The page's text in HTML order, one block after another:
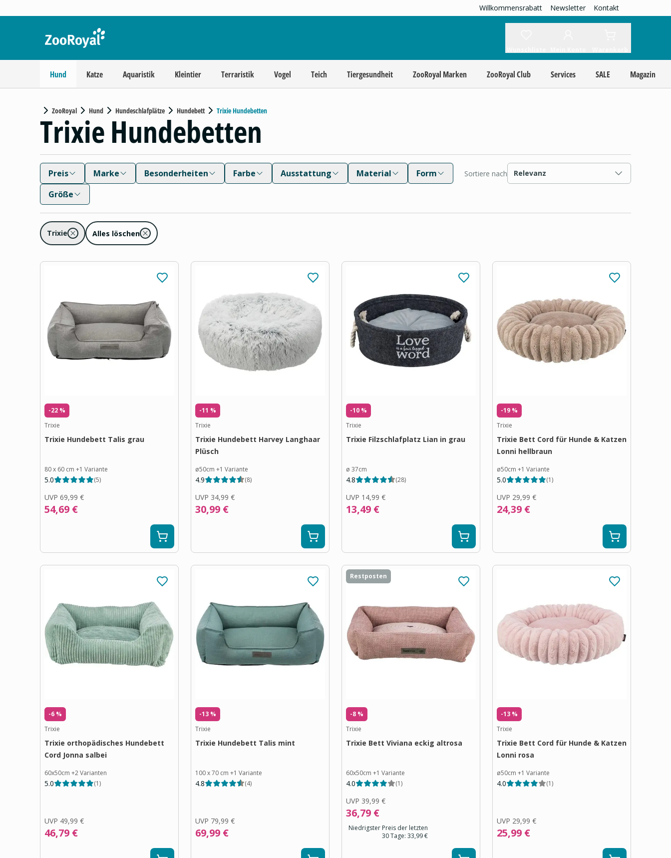
Willkommensrabatt Newsletter Kontakt
Hund Katze Aquaristik Kleintier Terraristik Vogel Teich Tiergesundheit ZooRoyal Marken ZooRoyal Club Services SALE Magazin
ZooRoyal Hund Hundeschlafplätze Hundebett Trixie Hundebetten
Trixie Hundebetten
Preis Marke Besonderheiten Farbe Ausstattung Material
Form
Größe
Sortiere nach Relevanz
Trixie Alles löschen
-22 %
Trixie
Trixie Hundebett Talis grau
80 x 60 cm +1 Variante
5.0 (5)
UVP 69,99 €
54,69 €
-11 %
Trixie
Trixie Hundebett Harvey Langhaar
Plüsch
ø50cm +1 Variante
4.9 (8)
UVP 34,99 €
30,99 €
-10 %
Trixie
Trixie Filzschlafplatz Lian in grau
ø 37cm
4.8 (28)
UVP 14,99 €
13,49 €
-19 %
Trixie
Trixie Bett Cord für Hunde & Katzen
Lonni hellbraun
ø50cm +1 Variante
5.0 (1)
UVP 29,99 €
24,39 €
-6 %
Trixie
Trixie orthopädisches Hundebett
Cord Jonna salbei
60x50cm +2Varianten
5.0 (1)
UVP 49,99 €
46,79 €
-13 %
Trixie
Trixie Hundebett Talis mint
100 x 70 cm +1 Variante
4.8 (4)
UVP 79,99 €
69,99 €
Restposten
-8 %
Trixie
Trixie Bett Viviana eckig altrosa
60x50cm +1 Variante
4.0 (1)
UVP 39,99 €
36,79 €
Niedrigster Preis der letzten
30 Tage: 33,99 €
-13 %
Trixie
Trixie Bett Cord für Hunde & Katzen
Lonni rosa
ø50cm +1 Variante
4.0 (1)
UVP 29,99 €
25,99 €